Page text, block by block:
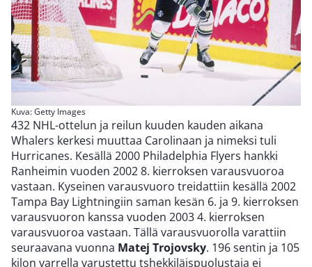
Kuva: Getty Images
432 NHL-ottelun ja reilun kuuden kauden aikana
Whalers kerkesi muuttaa Carolinaan ja nimeksi tuli
Hurricanes. Kesällä 2000 Philadelphia Flyers hankki
Ranheimin vuoden 2002 8. kierroksen varausvuoroa
vastaan. Kyseinen varausvuoro treidattiin kesällä 2002
Tampa Bay Lightningiin saman kesän 6. ja 9. kierroksen
varausvuoron kanssa vuoden 2003 4. kierroksen
varausvuoroa vastaan. Tällä varausvuorolla varattiin
seuraavana vuonna Matej Trojovsky. 196 sentin ja 105
kilon varrella varustettu tshekkiläispuolustaja ei